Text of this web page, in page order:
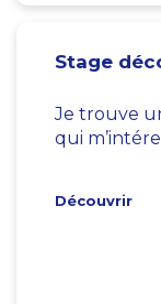
Stage
Je trouve
qui
Découvrir